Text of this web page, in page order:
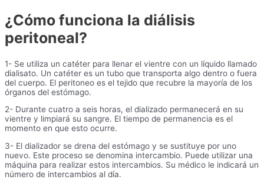
¿Cómo funciona la diálisis
peritoneal?
1- Se utiliza un catéter para llenar el vientre con un líquido llamado
dialisato. Un catéter es un tubo que transporta algo dentro o fuera
del cuerpo. El peritoneo es el tejido que recubre la mayoría de los
órganos del estómago.
2- Durante cuatro a seis horas, el dializado permanecerá en su
vientre y limpiará su sangre. El tiempo de permanencia es el
momento en que esto ocurre.
3- El dializador se drena del estómago y se sustituye por uno
nuevo. Este proceso se denomina intercambio. Puede utilizar una
máquina para realizar estos intercambios. Su médico le indicará un
número de intercambios al día.